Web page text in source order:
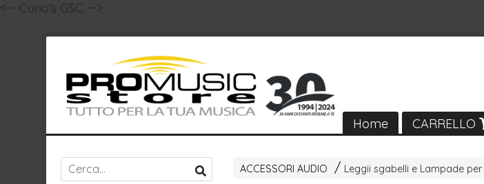
<-- Curio's GSC -->
Home CARRELLO
ACCESSORI AUDIO Leggii sgabelli e Lampade per